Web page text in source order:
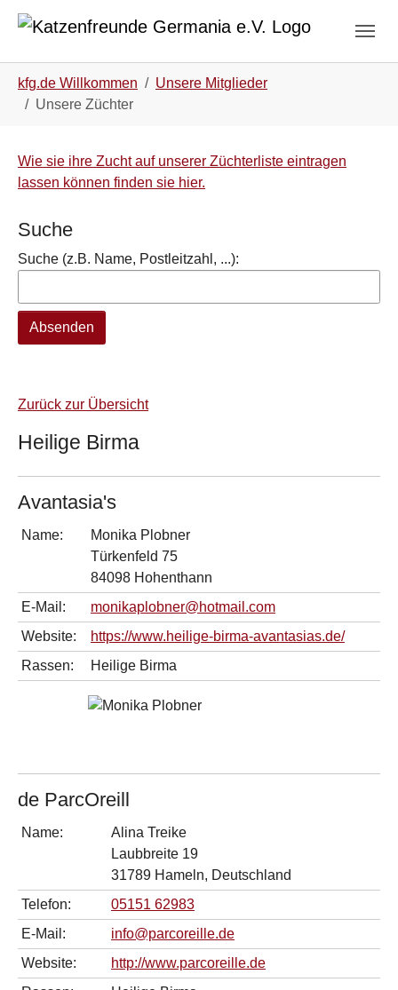
kfg.de Willkommen
Unsere Mitglieder
Unsere Züchter
Wie sie ihre Zucht auf unserer Züchterliste eintragen
lassen können finden sie hier.
Suche
Suche (z.B. Name, Postleitzahl, ...):
Absenden
Zurück zur Übersicht
Heilige Birma
Avantasia's
Name:
Monika Plobner
Türkenfeld 75
84098 Hohenthann
E-Mail:
monikaplobner@hotmail.com
Website:
https://www.heilige-birma-avantasias.de/
Rassen:
Heilige Birma
de ParcOreill
Name:
Alina Treike
Laubbreite 19
31789 Hameln, Deutschland
Telefon:
05151 62983
E-Mail:
info@parcoreille.de
Website:
http://www.parcoreille.de